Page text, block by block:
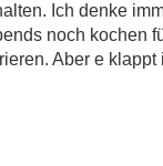
Ich denke
noch kochen
Aber e klappt